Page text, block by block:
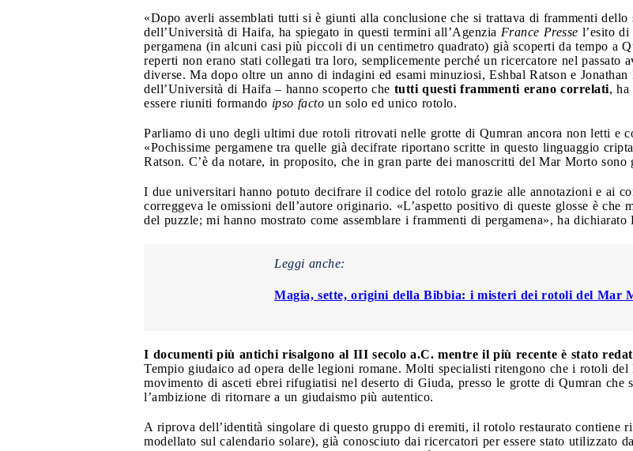
«Dopo averli assemblati tutti si è giunti alla conclusione che si trattava di frammenti dello
dell’Università di Haifa, ha spiegato in questi termini all’Agenzia France Presse l’esito
pergamena (in alcuni casi più piccoli di un centimetro quadrato) già scoperti da tempo a
reperti non erano stati collegati tra loro, semplicemente perché un ricercatore nel passato
diverse. Ma dopo oltre un anno di indagini ed esami minuziosi, Eshbal Ratson e
dell’Università di Haifa – hanno scoperto che tutti questi frammenti erano correlati, ha
essere riuniti formando ipso facto un solo ed unico rotolo.
Parliamo di uno degli ultimi due rotoli ritrovati nelle grotte di Qumran ancora non letti e
«Pochissime pergamene tra quelle già decifrate riportano scritte in questo linguaggio
Ratson. C’è da notare, in proposito, che in gran parte dei manoscritti del Mar Morto sono
I due universitari hanno potuto decifrare il codice del rotolo grazie alle annotazioni e ai
correggeva le omissioni dell’autore originario. «L’aspetto positivo di queste glosse è
del puzzle; mi hanno mostrato come assemblare i frammenti di pergamena», ha
Leggi anche:
Magia, sette, origini della Bibbia: i misteri dei rotoli del Mar
I documenti più antichi risalgono al III secolo a.C. mentre il più recente è stato
Tempio giudaico ad opera delle legioni romane. Molti specialisti ritengono che i rotoli
movimento di asceti ebrei rifugiatisi nel deserto di Giuda, presso le grotte di Qumran che
l’ambizione di ritornare a un giudaismo più autentico.
A riprova dell’identità singolare di questo gruppo di eremiti, il rotolo restaurato contiene
modellato sul calendario solare), già conosciuto dai ricercatori per essere stato utilizzato